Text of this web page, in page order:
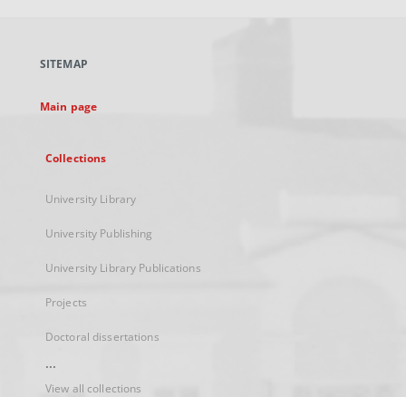
new
SITEMAP
Main page
Collections
University Library
University Publishing
University Library Publications
Projects
Doctoral dissertations
...
View all collections